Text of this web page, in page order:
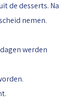
de desserts. Na
nemen.
werden